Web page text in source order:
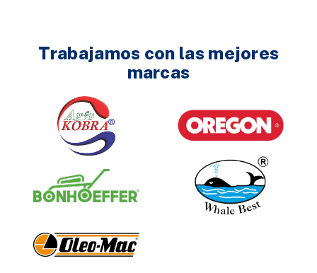
Trabajamos con las mejores
marcas